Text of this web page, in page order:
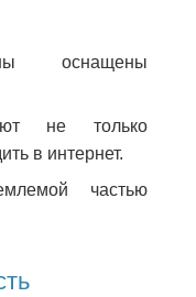
оснащены
не только
в интернет.
частью